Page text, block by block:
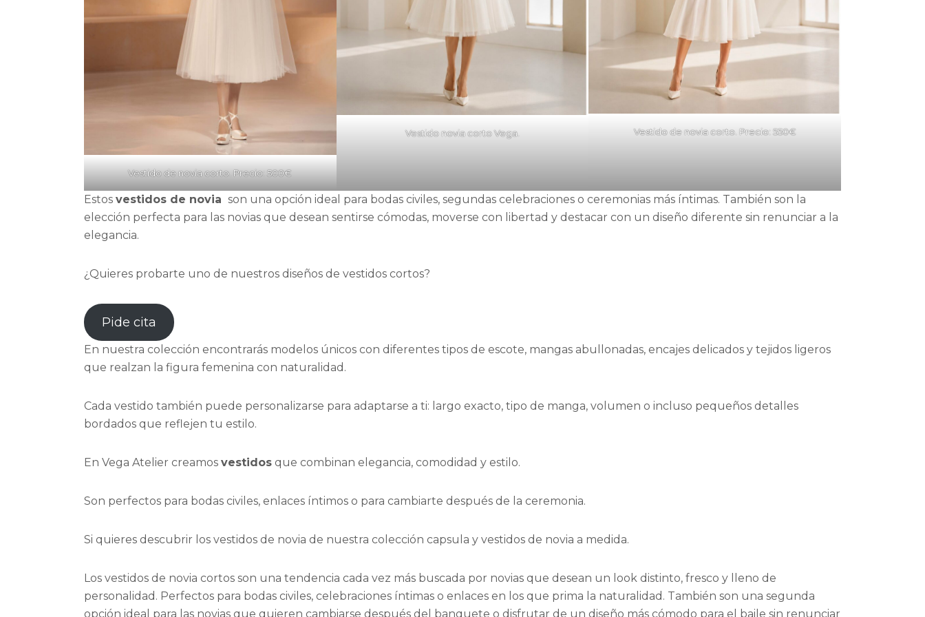
Vestido de novia corto. Precio: 500€
Vestido novia corto Vega. Vestido de novia corto. Precio: 550€
Estos vestidos de novia son una opción ideal para bodas civiles, segundas celebraciones o ceremonias más íntimas. También son la
elección perfecta para las novias que desean sentirse cómodas, moverse con libertad y destacar con un diseño diferente sin renunciar a la
elegancia.
¿Quieres probarte uno de nuestros diseños de vestidos cortos?
Pide cita
En nuestra colección encontrarás modelos únicos con diferentes tipos de escote, mangas abullonadas, encajes delicados y tejidos ligeros
que realzan la figura femenina con naturalidad.
Cada vestido también puede personalizarse para adaptarse a ti: largo exacto, tipo de manga, volumen o incluso pequeños detalles
bordados que reflejen tu estilo.
En Vega Atelier creamos vestidos que combinan elegancia, comodidad y estilo.
Son perfectos para bodas civiles, enlaces íntimos o para cambiarte después de la ceremonia.
Si quieres descubrir los vestidos de novia de nuestra colección capsula y vestidos de novia a medida.
Los vestidos de novia cortos son una tendencia cada vez más buscada por novias que desean un look distinto, fresco y lleno de
personalidad. Perfectos para bodas civiles, celebraciones íntimas o enlaces en los que prima la naturalidad. También son una segunda
opción ideal para las novias que quieren cambiarse después del banquete o disfrutar de un diseño más cómodo para el baile sin renunciar